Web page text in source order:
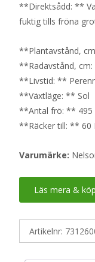
**Direktsådd: **
fuktig tills fröna
**Plantavstånd,
**Radavstånd,
**Livstid: **
**Växtläge: ** Sol
**Antal frö: ** 495
**Räcker till: ** 60
Varumärke:
Läs mera & köp
Artikelnr: